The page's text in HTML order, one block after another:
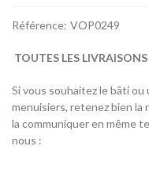
Référence: VOP0249
TOUTES LES
Si vous souhaitez le bâti
menuisiers, retenez bien
la communiquer en même
nous :